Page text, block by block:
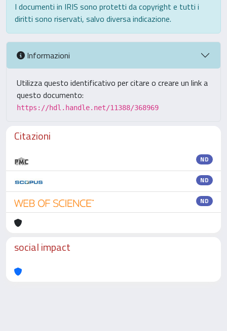
I documenti in IRIS sono protetti da copyright e tutti i
diritti sono riservati, salvo diversa indicazione.
Informazioni
Utilizza questo identificativo per citare o creare un link a
questo documento:
https://hdl.handle.net/11388/368969
Citazioni
ND
ND
ND
social impact